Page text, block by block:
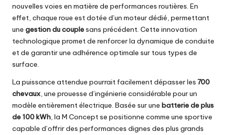
nouvelles voies en matière de performances routières. En
effet, chaque roue est dotée d’un moteur dédié, permettant
une gestion du couplesans précédent. Cette innovation
technologique promet de renforcer la dynamique de conduite
et de garantir une adhérence optimale sur tous types de
surface.
La puissance attendue pourrait facilement dépasser les 700
chevaux, une prouesse d’ingénierie considérable pour un
modèle entièrement électrique. Basée sur une batterie de plus
de 100 kWh, la M Concept se positionne comme une sportive
capable d’offrir des performances dignes des plus grands